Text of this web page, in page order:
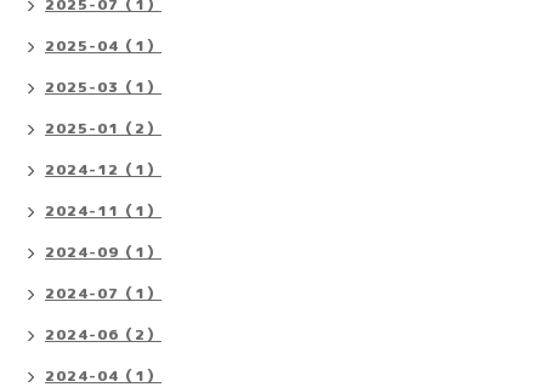
2025-07（1）
2025-04（1）
2025-03（1）
2025-01（2）
2024-12（1）
2024-11（1）
2024-09（1）
2024-07（1）
2024-06（2）
2024-04（1）